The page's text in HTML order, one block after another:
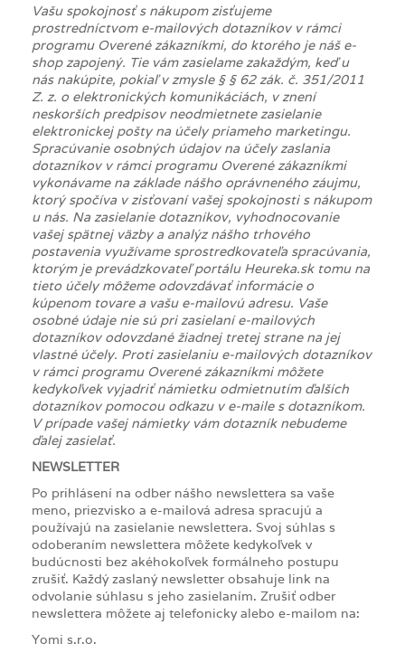
Vašu spokojnosť s nákupom zisťujeme
prostredníctvom e-mailových dotazníkov v rámci
programu Overené zákazníkmi, do ktorého je náš e-
shop zapojený. Tie vám zasielame zakaždým, keď u
nás nakúpite, pokiaľ v zmysle § § 62 zák. č. 351/2011
Z. z. o elektronických komunikáciách, v znení
neskorších predpisov neodmietnete zasielanie
elektronickej pošty na účely priameho marketingu.
Spracúvanie osobných údajov na účely zaslania
dotazníkov v rámci programu Overené zákazníkmi
vykonávame na základe nášho oprávneného záujmu,
ktorý spočíva v zisťovaní vašej spokojnosti s nákupom
u nás. Na zasielanie dotazníkov, vyhodnocovanie
vašej spätnej väzby a analýz nášho trhového
postavenia využívame sprostredkovateľa spracúvania,
ktorým je prevádzkovateľ portálu Heureka.sk tomu na
tieto účely môžeme odovzdávať informácie o
kúpenom tovare a vašu e-mailovú adresu. Vaše
osobné údaje nie sú pri zasielaní e-mailových
dotazníkov odovzdané žiadnej tretej strane na jej
vlastné účely. Proti zasielaniu e-mailových dotazníkov
v rámci programu Overené zákazníkmi môžete
kedykoľvek vyjadriť námietku odmietnutím ďalších
dotazníkov pomocou odkazu v e-maile s dotazníkom.
V prípade vašej námietky vám dotazník nebudeme
ďalej zasielať.
NEWSLETTER
Po prihlásení na odber nášho newslettera sa vaše
meno, priezvisko a e-mailová adresa spracujú a
používajú na zasielanie newslettera. Svoj súhlas s
odoberaním newslettera môžete kedykoľvek v
budúcnosti bez akéhokoľvek formálneho postupu
zrušiť. Každý zaslaný newsletter obsahuje link na
odvolanie súhlasu s jeho zasielaním. Zrušiť odber
newslettera môžete aj telefonicky alebo e-mailom na:
Yomi s.r.o.